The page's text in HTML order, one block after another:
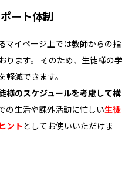
ート体制
マイページ上では教師からの指
ります。 そのため、生徒様の学
減できます。
様のスケジュールを考慮して構
の生活や課外活動に忙しい生徒
ントとしてお使いいただけま